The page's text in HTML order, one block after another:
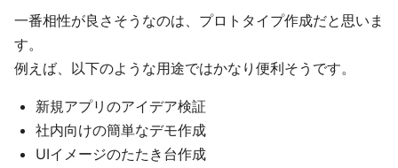
一番相性が良さそうなのは、プロトタイプ作成だと思いま
す。
例えば、以下のような用途ではかなり便利そうです。
新規アプリのアイデア検証
社内向けの簡単なデモ作成
UIイメージのたたき台作成